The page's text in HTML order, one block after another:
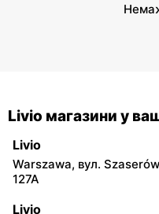
Livio магазини у
Livio
Warszawa, вул. Szaserów
127A
Livio